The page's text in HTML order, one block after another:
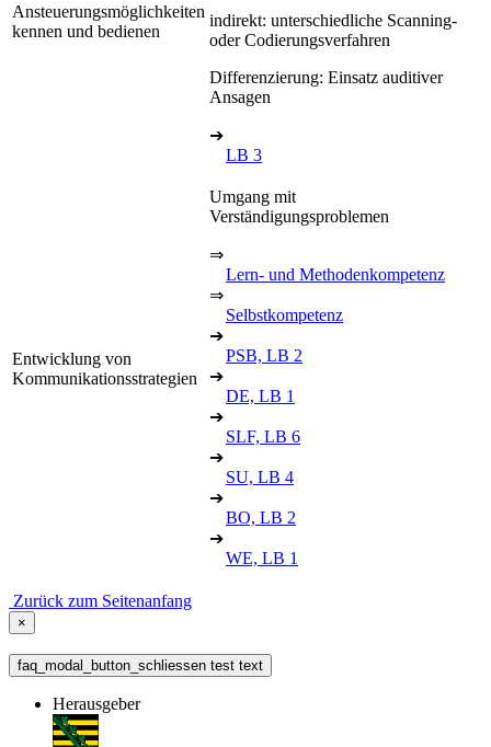
Ansteuerungsmöglichkeiten
kennen und bedienen
indirekt: unterschiedliche Scanning-
oder Codierungsverfahren
Differenzierung: Einsatz auditiver
Ansagen
➔
LB 3
Entwicklung von
Kommunikationsstrategien
Umgang mit
Verständigungsproblemen
⇒
Lern- und Methodenkompetenz
⇒
Selbstkompetenz
➔
PSB, LB 2
➔
DE, LB 1
➔
SLF, LB 6
➔
SU, LB 4
➔
BO, LB 2
➔
WE, LB 1
Zurück zum Seitenanfang
×
faq_modal_button_schliessen test text
Herausgeber